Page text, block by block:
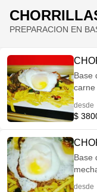
PREPARACION EN
Base
carne
desde
$
Base
desde